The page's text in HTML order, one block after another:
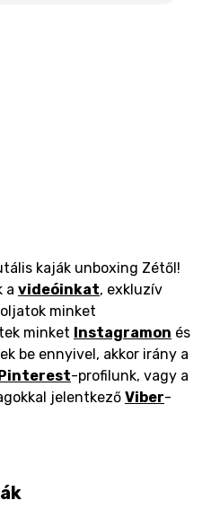
kaják unboxing Zétől!
a videóinkat, exkluzív
minket
minket Instagramon és
be ennyivel, akkor irány a
-profilunk, vagy a
jelentkező Viber-